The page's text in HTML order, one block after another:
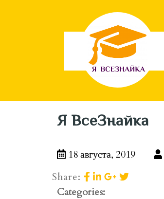
Я ВсеЗнайка
18 августа, 2019
Share:
Categories: